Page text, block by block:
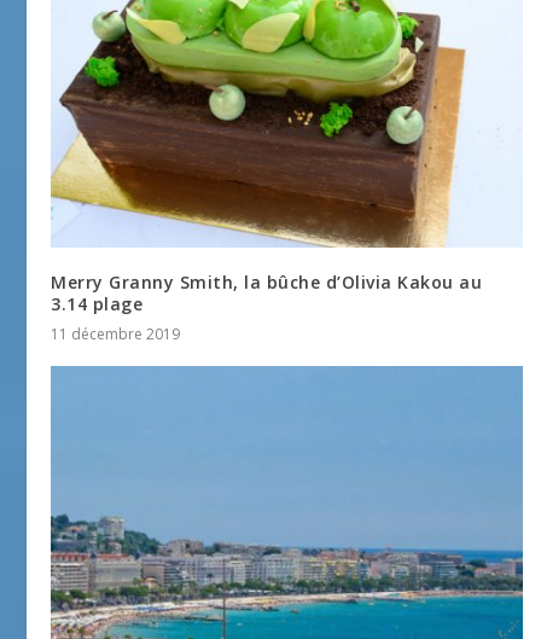
Merry Granny Smith, la bûche d’Olivia Kakou au
3.14 plage
11 décembre 2019